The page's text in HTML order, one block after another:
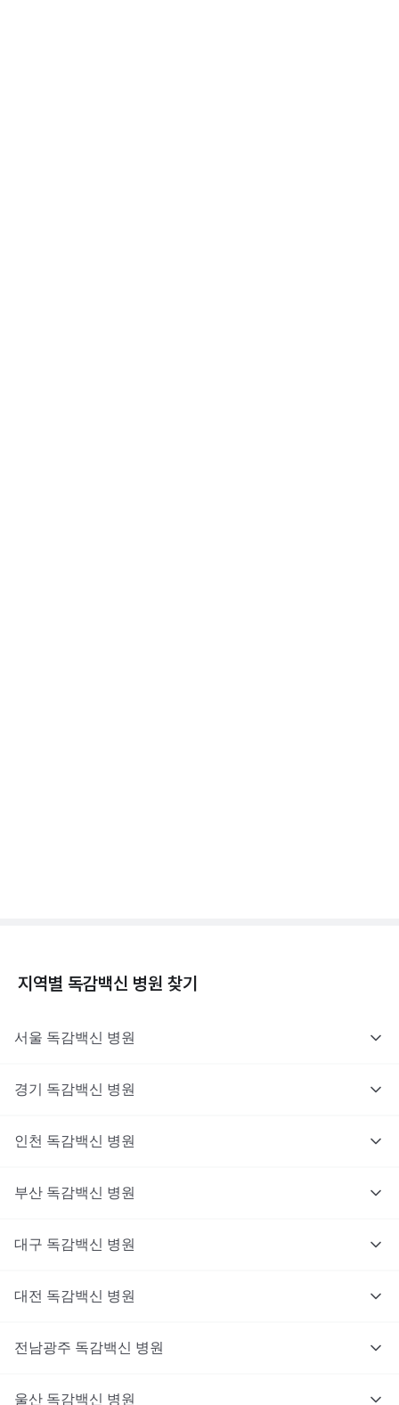
지역별 독감백신 병원 찾기
서울 독감백신 병원
경기 독감백신 병원
인천 독감백신 병원
부산 독감백신 병원
대구 독감백신 병원
대전 독감백신 병원
전남광주 독감백신 병원
울산 독감백신 병원